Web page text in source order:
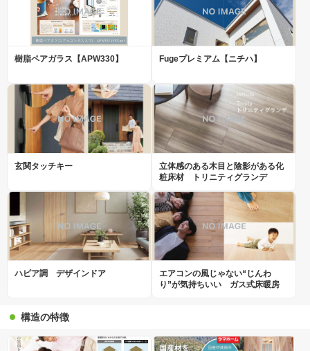
樹脂ペアガラス【APW330】 Fugeプレミアム【ニチハ】
玄関タッチキー
立体感のある木目と陰影がある化
粧床材 トリニティグランデ
ハピア調 デザインドア
エアコンの風じゃない“じんわ
り”が気持ちいい ガス式床暖房
構造の特徴